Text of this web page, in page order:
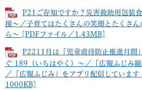
P21ご存知ですか？災害救助用包装
援～／子育てはたくさんの笑顔とたくさ
ら～ [PDFファイル／1.43MB]
P2211月は「児童虐待防止推進月間
ぐ 189（いちはやく）～／「広報ふじみ
／「広報ふじみ」をアプリ配信していま
1000KB]